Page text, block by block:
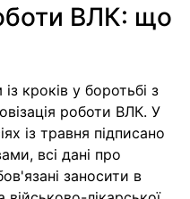
ВЛК: що
кроків у боротьбі з
роботи ВЛК. У
із травня підписано
всі дані про
заносити в